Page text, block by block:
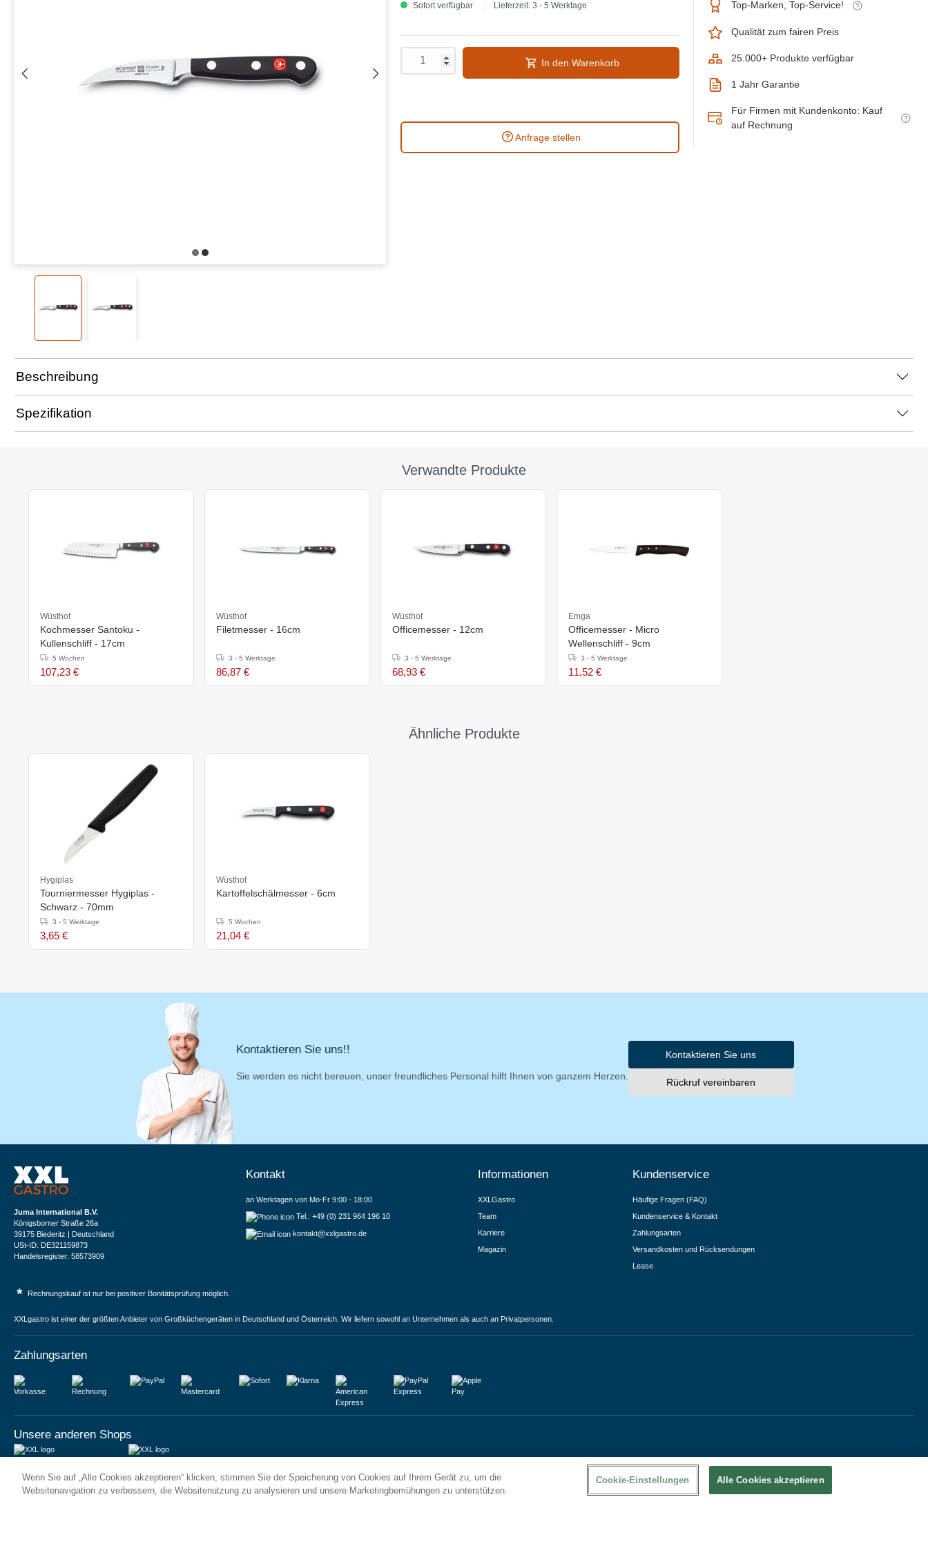
Sofort verfügbar Lieferzeit: 3 - 5 Werktage
In den Warenkorb
Anfrage stellen
Top-Marken, Top-Service!
Qualität zum fairen Preis
25.000+ Produkte verfügbar
1 Jahr Garantie
Für Firmen mit Kundenkonto: Kauf
auf Rechnung
Beschreibung
Spezifikation
Verwandte Produkte
Wüsthof
Kochmesser Santoku -
Kullenschliff - 17cm
5 Wochen
107,23 €
Wüsthof
Filetmesser - 16cm
3 - 5 Werktage
86,87 €
Wüsthof
Officemesser - 12cm
3 - 5 Werktage
68,93 €
Emga
Officemesser - Micro
Wellenschliff - 9cm
3 - 5 Werktage
11,52 €
Ähnliche Produkte
Hygiplas
Tourniermesser Hygiplas -
Schwarz - 70mm
3 - 5 Werktage
3,65 €
Wüsthof
Kartoffelschälmesser - 6cm
5 Wochen
21,04 €
Kontaktieren Sie uns!!
Sie werden es nicht bereuen, unser freundliches Personal hilft Ihnen von ganzem Herzen.
Kontaktieren Sie uns
Rückruf vereinbaren
Juma International B.V.
Königsborner Straße 26a
39175 Biederitz | Deutschland
USt-ID: DE321159873
Handelsregister: 58573909
Kontakt
an Werktagen von Mo-Fr 9:00 - 18:00
Tel.: +49 (0) 231 964 196 10
kontakt@xxlgastro.de
Informationen
XXLGastro
Team
Karriere
Magazin
Kundenservice
Häufige Fragen (FAQ)
Kundenservice & Kontakt
Zahlungsarten
Versandkosten und Rücksendungen
Lease
* Rechnungskauf ist nur bei positiver Bonitätsprüfung möglich.
XXLgastro ist einer der größten Anbieter von Großküchengeräten in Deutschland und Österreich. Wir liefern sowohl an Unternehmen als auch an Privatpersonen.
Zahlungsarten
Vorkasse Rechnung
Unsere anderen Shops
6 Rue des Bateliers
92110 Clichy | France
Vrijheidweg 34
1521RR Wormerveer | Nederland
Wenn Sie auf „Alle Cookies akzeptieren“ klicken, stimmen Sie der Speicherung von Cookies auf Ihrem Gerät zu, um die
Websitenavigation zu verbessern, die Websitenutzung zu analysieren und unsere Marketingbemühungen zu unterstützen.
Cookie-Einstellungen Alle Cookies akzeptieren